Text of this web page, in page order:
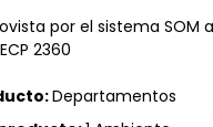
por el sistema SOM
2360
Departamentos